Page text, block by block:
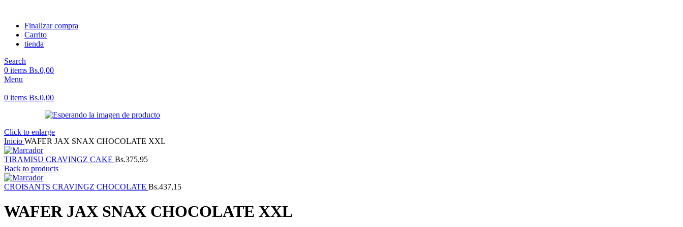
Finalizar compra
Carrito
tienda
Search
0 items Bs.0,00
Menu
0 items Bs.0,00
Click to enlarge
Inicio WAFER JAX SNAX CHOCOLATE XXL
TIRAMISU CRAVINGZ CAKE Bs.375,95
Back to products
CROISANTS CRAVINGZ CHOCOLATE Bs.437,15
WAFER JAX SNAX CHOCOLATE XXL